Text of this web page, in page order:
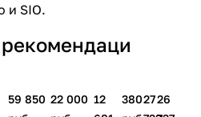
и SIO.
59 850 22 000 12
3802726